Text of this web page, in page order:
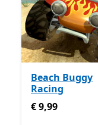
Beach Buggy
Racing
€ 9,99
€ 9,99